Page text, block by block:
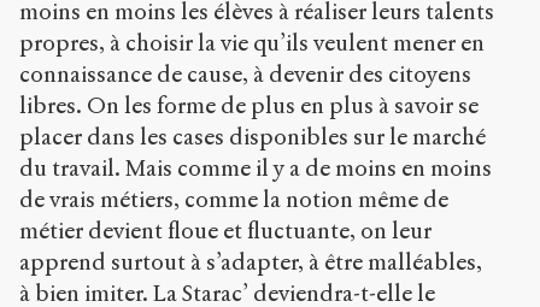
moins en moins les élèves à réaliser leurs talents
propres, à choisir la vie qu’ils veulent mener en
connaissance de cause, à devenir des citoyens
libres. On les forme de plus en plus à savoir se
placer dans les cases disponibles sur le marché
du travail. Mais comme il y a de moins en moins
de vrais métiers, comme la notion même de
métier devient floue et fluctuante, on leur
apprend surtout à s’adapter, à être malléables,
à bien imiter. La Starac’ deviendra-t-elle le